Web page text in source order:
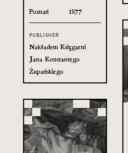
Poznań 1877
PUBLISHER
Nakładem Księgarni
Jana Konstantego
Żupańskiego